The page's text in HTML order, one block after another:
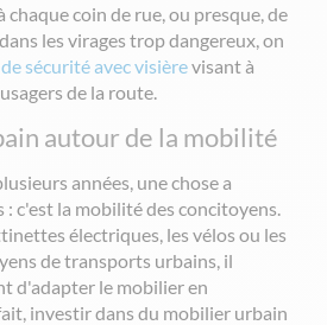
chaque coin de rue, ou presque, de
les virages trop dangereux, on
sécurité avec visièrevisant à
de la route.
autour de la mobilité
années, une chose a
: c'est la mobilité des concitoyens.
électriques, les vélos ou les
de transports urbains, il
d'adapter le mobilier en
investir dans du mobilier urbain